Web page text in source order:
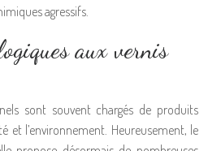
agressifs.
aux vernis
sont souvent chargés de produits
et l’environnement. Heureusement, le